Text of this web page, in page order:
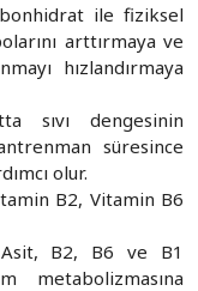
ile fiziksel
arttırmaya ve
hızlandırmaya
sıvı dengesinin
süresince
olur.
B2, Vitamin B6
B2, B6 ve B1
metabolizmasına